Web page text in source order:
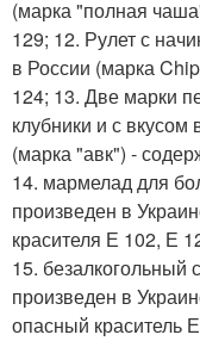
(марка "полная
129; 12. Рулет с
в России (марка
124; 13. Две марки
клубники и с
(марка "авк") -
14. мармелад для
произведен в
красителя Е 102, Е
15. безалкогольный
произведен в
опасный краситель